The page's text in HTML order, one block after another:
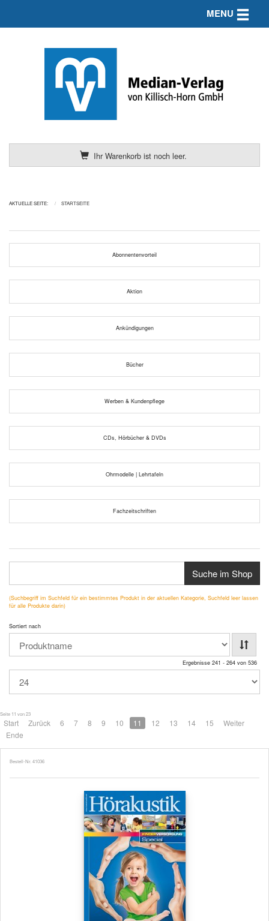
Ihr Warenkorb ist noch leer.
MENU Toggle
AKTUELLE SEITE: STARTSEITE
Abonnentenvorteil
Aktion
Ankündigungen
Bücher
Werben & Kundenpflege
CDs, Hörbücher & DVDs
Ohrmodelle | Lehrtafeln
Fachzeitschriften
Suche im Shop
(Suchbegriff im Suchfeld für ein bestimmtes Produkt in der aktuellen Kategorie, Suchfeld leer lassen
für alle Produkte darin)
Sortiert nach
Ergebnisse 241 - 264 von 536
Seite 11 von 23
Start Zurück 6 7 8 9 10 11 12 13 14 15
Weiter
Ende
Bestell-Nr. 41036